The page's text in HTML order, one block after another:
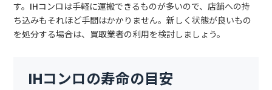
す。IHコンロは手軽に運搬できるものが多いので、店舗への持
ち込みもそれほど手間はかかりません。新しく状態が良いもの
を処分する場合は、買取業者の利用を検討しましょう。
IHコンロの寿命の目安